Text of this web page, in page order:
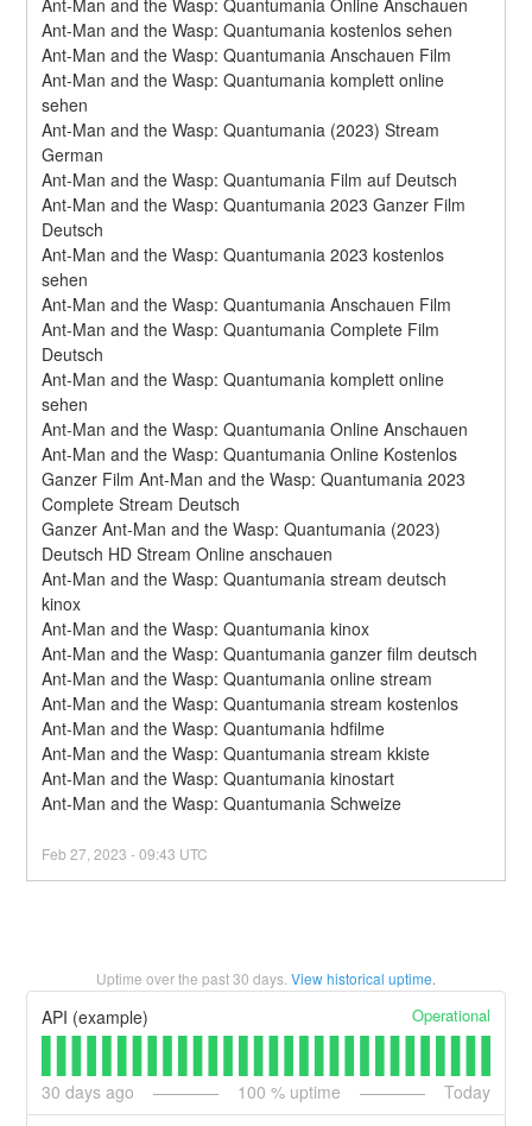
Ant-Man and the Wasp: Quantumania kostenlos sehen
Ant-Man and the Wasp: Quantumania Anschauen Film
Ant-Man and the Wasp: Quantumania komplett online
sehen
Ant-Man and the Wasp: Quantumania (2023) Stream
German
Ant-Man and the Wasp: Quantumania Film auf Deutsch
Ant-Man and the Wasp: Quantumania 2023 Ganzer Film
Deutsch
Ant-Man and the Wasp: Quantumania 2023 kostenlos
sehen
Ant-Man and the Wasp: Quantumania Anschauen Film
Ant-Man and the Wasp: Quantumania Complete Film
Deutsch
Ant-Man and the Wasp: Quantumania komplett online
sehen
Ant-Man and the Wasp: Quantumania Online Anschauen
Ant-Man and the Wasp: Quantumania Online Kostenlos
Ganzer Film Ant-Man and the Wasp: Quantumania 2023
Complete Stream Deutsch
Ganzer Ant-Man and the Wasp: Quantumania (2023)
Deutsch HD Stream Online anschauen
Ant-Man and the Wasp: Quantumania stream deutsch
kinox
Ant-Man and the Wasp: Quantumania kinox
Ant-Man and the Wasp: Quantumania ganzer film deutsch
Ant-Man and the Wasp: Quantumania online stream
Ant-Man and the Wasp: Quantumania stream kostenlos
Ant-Man and the Wasp: Quantumania hdfilme
Ant-Man and the Wasp: Quantumania stream kkiste
Ant-Man and the Wasp: Quantumania kinostart
Ant-Man and the Wasp: Quantumania Schweize
Feb27 ,2023 -09:43 UTC
Uptime over the past30 days. View historical uptime.
API (example) Operational
30 days ago 100 % uptime Today